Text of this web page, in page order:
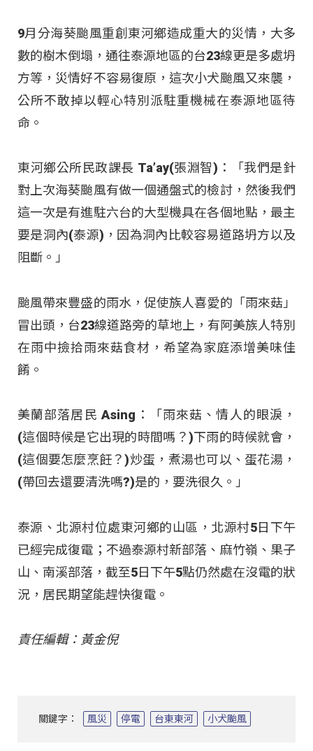
9月分海葵颱風重創東河鄉造成重大的災情，大多
數的樹木倒塌，通往泰源地區的台23線更是多處坍
方等，災情好不容易復原，這次小犬颱風又來襲，
公所不敢掉以輕心特別派駐重機械在泰源地區待
命。
東河鄉公所民政課長 Ta’ay(張淵智)：「我們是針
對上次海葵颱風有做一個通盤式的檢討，然後我們
這一次是有進駐六台的大型機具在各個地點，最主
要是洞內(泰源)，因為洞內比較容易道路坍方以及
阻斷。」
颱風帶來豐盛的雨水，促使族人喜愛的「雨來菇」
冒出頭，台23線道路旁的草地上，有阿美族人特別
在雨中撿拾雨來菇食材，希望為家庭添增美味佳
餚。
美蘭部落居民 Asing：「雨來菇、情人的眼淚，
(這個時候是它出現的時間嗎？)下雨的時候就會，
(這個要怎麼烹飪？)炒蛋，煮湯也可以、蛋花湯，
(帶回去還要清洗嗎?)是的，要洗很久。」
泰源、北源村位處東河鄉的山區，北源村5日下午
已經完成復電；不過泰源村新部落、麻竹嶺、果子
山、南溪部落，截至5日下午5點仍然處在沒電的狀
況，居民期望能趕快復電。
責任編輯：黃金倪
關鍵字： 風災 停電 台東東河 小犬颱風